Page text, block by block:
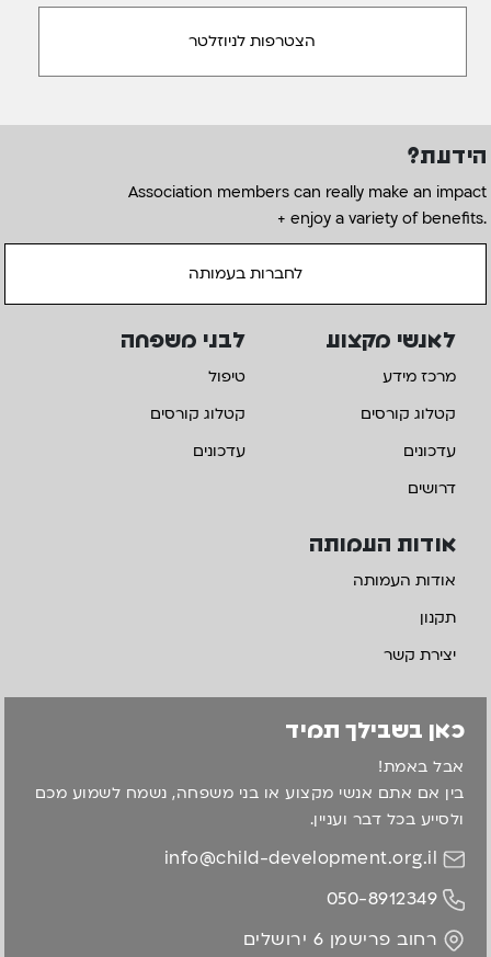
הידעת?
Association members can really make an impact
+ enjoy a variety of benefits.
לחברות בעמותה
אודות העמותה
אודות העמותה
תקנון
יצירת קשר
לאנשי מקצוע
מרכז מידע
קטלוג קורסים
עדכונים
דרושים
לבני משפחה
טיפול
קטלוג קורסים
עדכונים
כאן בשבילך תמיד
אבל באמת!
בין אם אתם אנשי מקצוע או בני משפחה, נשמח לשמוע מכם
ולסייע בכל דבר ועניין.
info@child-development.org.il
050-8912349
רחוב פרישמן 6 ירושלים